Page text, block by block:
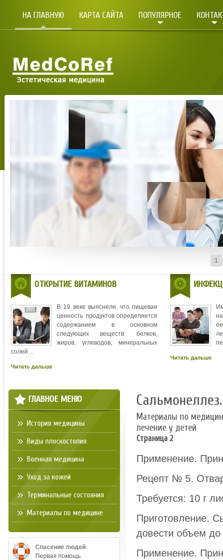
НА ГЛАВНУЮ КАРТА САЙТА ПОПУЛЯРНОЕ
1
ОТКРЫТИЕ ВИТАМИНОВ
В 19 веке выяснели, что пищевая
ценность продуктов определяется
содержанием в основном
следующих веществ: белков,
жиров, углеводов, минеральных
солей ...
Читать дальше
Читать дальше
Материалы по
лечение у детей
Страница 2
Применение.
Рецепт № 5.
Требуется: 10 г
Приготовление.
довести объем до
Применение.
ГЛАВНОЕ МЕНЮ
История медицины
Виды плоскостопия
Военная медицина
Уход за кожей
Терминальные состояния
Материалы по медицине
Спасение людей
Первая помощь